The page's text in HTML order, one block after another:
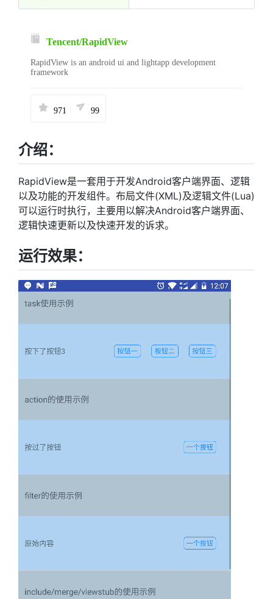
Tencent/RapidView
RapidView is an android ui and lightapp development
framework
971 99
介绍：
RapidView是一套用于开发Android客户端界面、逻辑
以及功能的开发组件。布局文件(XML)及逻辑文件(Lua)
可以运行时执行，主要用以解决Android客户端界面、
逻辑快速更新以及快速开发的诉求。
运行效果：